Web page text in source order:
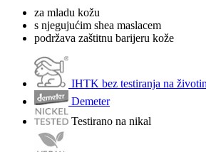
za mladu kožu
s njegujućim shea maslacem
podržava zaštitnu barijeru kože
IHTK bez testiranja na
Demeter
Testirano na nikal